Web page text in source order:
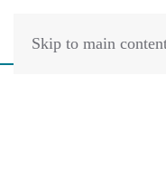
Skip to main